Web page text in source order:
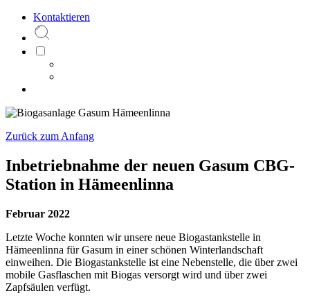
Kontaktieren
Zurück zum Anfang
Inbetriebnahme der neuen Gasum CBG-
Station in Hämeenlinna
Februar 2022
Letzte Woche konnten wir unsere neue Biogastankstelle in
Hämeenlinna für Gasum in einer schönen Winterlandschaft
einweihen. Die Biogastankstelle ist eine Nebenstelle, die über zwei
mobile Gasflaschen mit Biogas versorgt wird und über zwei
Zapfsäulen verfügt.